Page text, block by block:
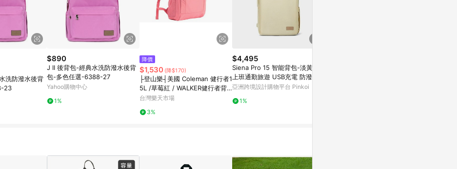
洗防潑水後背
23
$890
J II 後背包-經典水洗防潑水後背
包-多色任選-6388-27
Yahoo購物中心
1%
降價
$1,530 (降$170)
├登山樂┤美國 Coleman 健行者1
5L /草莓紅 / WALKER健行者背
包系列 /CM-13989
台灣樂天市場
3%
$4,495
Siena Pro 15 智能背包-淡黃色|
上班通勤旅遊 USB充電 防潑水
亞洲跨境設計購物平台 Pinkoi
1%